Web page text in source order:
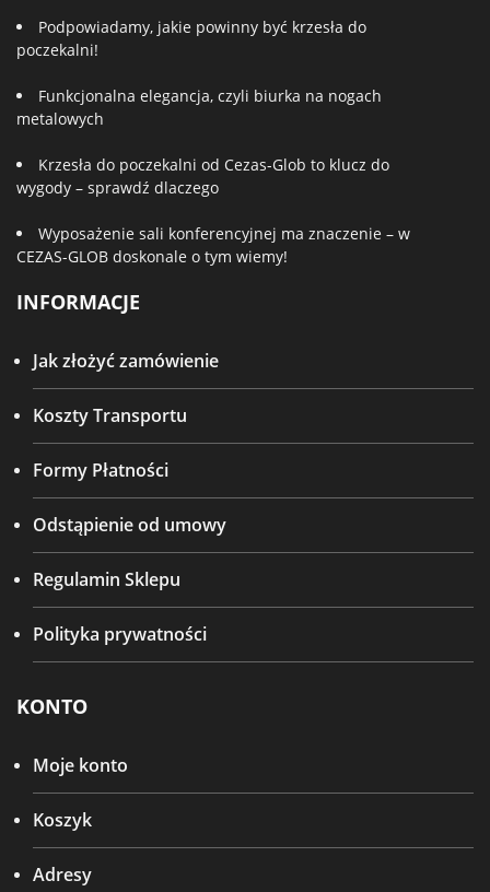
Podpowiadamy, jakie powinny być krzesła do
poczekalni!
Funkcjonalna elegancja, czyli biurka na nogach
metalowych
Krzesła do poczekalni od Cezas-Glob to klucz do
wygody – sprawdź dlaczego
Wyposażenie sali konferencyjnej ma znaczenie – w
CEZAS-GLOB doskonale o tym wiemy!
INFORMACJE
Jak złożyć zamówienie
Koszty Transportu
Formy Płatności
Odstąpienie od umowy
Regulamin Sklepu
Polityka prywatności
KONTO
Moje konto
Koszyk
Adresy